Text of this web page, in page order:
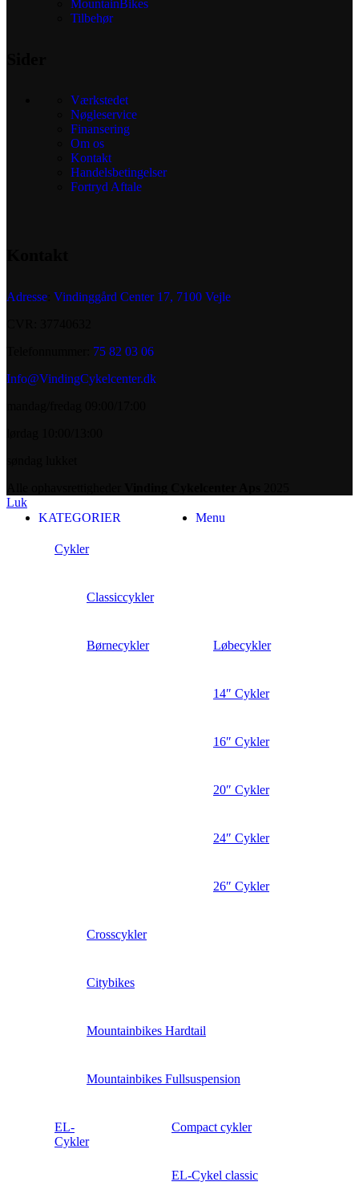
MountainBikes
Tilbehør
Værkstedet
Nøgleservice
Finansering
Om os
Kontakt
Handelsbetingelser
Fortryd Aftale
Adresse Vindinggård Center 17, 7100 Vejle
75 82 03 06
Info@VindingCykelcenter.dk
Luk
Menu
KATEGORIER
Cykler
Classiccykler
Børnecykler Løbecykler
14″ Cykler
16″ Cykler
20″ Cykler
24″ Cykler
26″ Cykler
Crosscykler
Citybikes
Mountainbikes Hardtail
Mountainbikes Fullsuspension
EL-
Cykler
Compact cykler
EL-Cykel classic